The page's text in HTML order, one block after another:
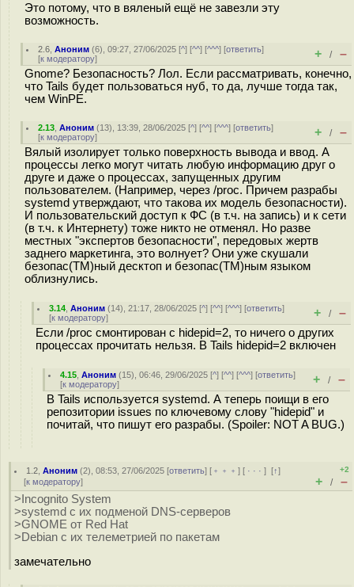
Это потому, что в вяленый ещё не завезли эту
возможность.
2.6 ,Аноним (6), 09:27, 27/06/2025 [^] [^^] [^^^] [ответить]
[к модератору] + / –
Gnome? Безопасность? Лол. Если рассматривать, конечно,
что Tails будет пользоваться нуб, то да, лучше тогда так,
чем WinPE.
2.13 ,Аноним (13), 13:39, 28/06/2025 [^] [^^] [^^^] [ответить]
[к модератору] + / –
Вялый изолирует только поверхность вывода и ввод. А
процессы легко могут читать любую информацию друг о
друге и даже о процессах, запущенных другим
пользователем. (Например, через /proc. Причем разрабы
systemd утверждают, что такова их модель безопасности).
И пользовательский доступ к ФС (в т.ч. на запись) и к сети
(в т.ч. к Интернету) тоже никто не отменял. Но разве
местных "экспертов безопасности", передовых жертв
заднего маркетинга, это волнует? Они уже скушали
безопас(TM)ный десктоп и безопас(TM)ным языком
облизнулись.
3.14 ,Аноним (14), 21:17, 28/06/2025 [^] [^^] [^^^] [ответить]
[к модератору] + / –
Если /proc смонтирован с hidepid=2, то ничего о других
процессах прочитать нельзя. В Tails hidepid=2 включен
4.15 ,Аноним (15), 06:46, 29/06/2025 [^] [^^] [^^^] [ответить]
[к модератору] + / –
В Tails используется systemd. А теперь поищи в его
репозитории issues по ключевому слову "hidepid" и
почитай, что пишут его разрабы. (Spoiler: NOT A BUG.)
1.2 ,Аноним (2), 08:53, 27/06/2025 [ответить] [ ﹢﹢﹢] [ · · ·][↑]
[к модератору]
+2
+ / –
>Incognito System
>systemd с их подменой DNS-серверов
>GNOME от Red Hat
>Debian с их телеметрией по пакетам
замечательно